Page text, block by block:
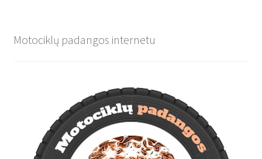
Motociklų padangos internetu